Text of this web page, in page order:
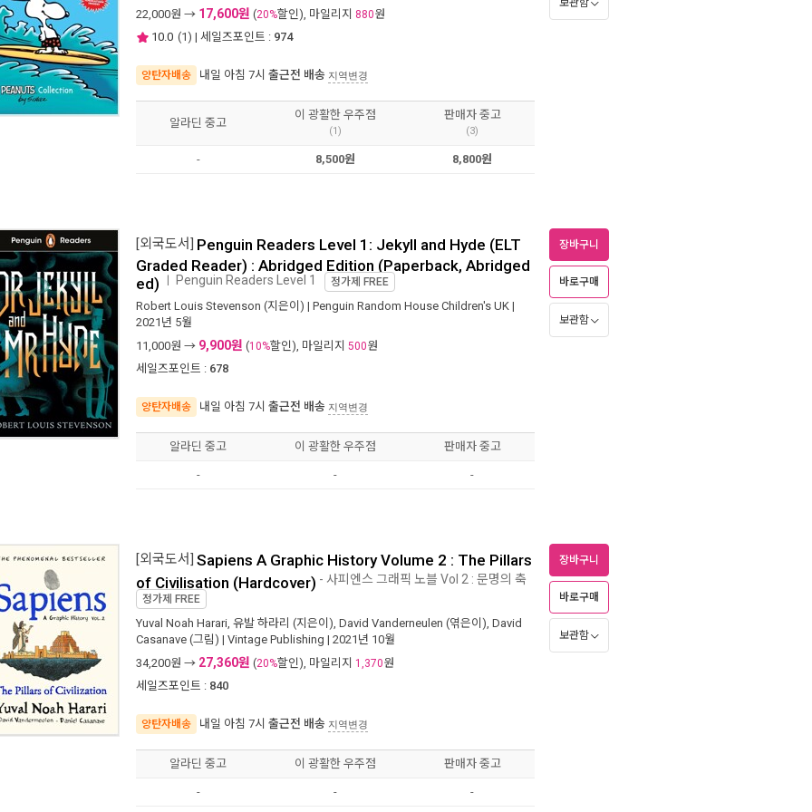
22,000원 → 17,600원 (20%할인), 마일리지 880원
10.0 (1) | 세일즈포인트 : 974
양탄자배송 내일 아침 7시 출근전 배송 지역변경
보관함
알라딘 중고
이 광활한 우주점
(1)
판매자 중고
(3)
- 8,500원 8,800원
[외국도서] Penguin Readers Level 1: Jekyll and Hyde (ELT
Graded Reader) : Abridged Edition (Paperback, Abridged
ed)
Penguin Readers Level 1 정가제 FREE
Robert Louis Stevenson (지은이) | Penguin Random House Children's UK |
2021년 5월
11,000원 → 9,900원 (10%할인), 마일리지 500원
세일즈포인트 : 678
양탄자배송 내일 아침 7시 출근전 배송 지역변경
장바구니
바로구매
보관함
알라딘 중고 이 광활한 우주점 판매자 중고
- - -
[외국도서] Sapiens A Graphic History Volume 2 : The Pillars
of Civilisation (Hardcover) - 사피엔스 그래픽 노블 Vol 2 : 문명의 축
정가제 FREE
Yuval Noah Harari 유발 하라리 (지은이), David Vanderneulen (엮은이), David
Casanave (그림) | Vintage Publishing | 2021년 10월
34,200원 → 27,360원 (20%할인), 마일리지 1,370원
세일즈포인트 : 840
양탄자배송 내일 아침 7시 출근전 배송 지역변경
장바구니
바로구매
보관함
알라딘 중고 이 광활한 우주점 판매자 중고
- - -